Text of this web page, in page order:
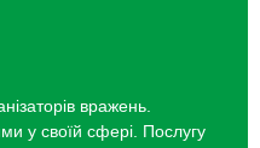
вражень.
у своїй сфері. Послугу